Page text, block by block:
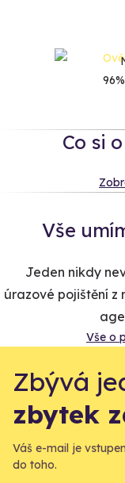
Co si
Vše
Jeden nikdy
úrazové pojištění z
Vše o
Zbývá
zbytek
Váš e-mail je
do toho.